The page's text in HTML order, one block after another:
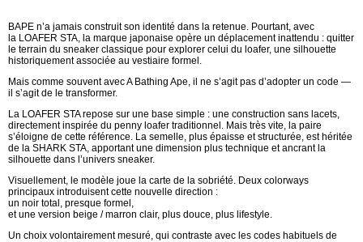
BAPE n’a jamais construit son identité dans la retenue. Pourtant, avec
la LOAFER STA, la marque japonaise opère un déplacement inattendu : quitter
le terrain du sneaker classique pour explorer celui du loafer, une silhouette
historiquement associée au vestiaire formel.
Mais comme souvent avec A Bathing Ape, il ne s’agit pas d’adopter un code —
il s’agit de le transformer.
La LOAFER STA repose sur une base simple : une construction sans lacets,
directement inspirée du penny loafer traditionnel. Mais très vite, la paire
s’éloigne de cette référence. La semelle, plus épaisse et structurée, est héritée
de la SHARK STA, apportant une dimension plus technique et ancrant la
silhouette dans l’univers sneaker.
Visuellement, le modèle joue la carte de la sobriété. Deux colorways
principaux introduisent cette nouvelle direction :
un noir total, presque formel,
et une version beige / marron clair, plus douce, plus lifestyle.
Un choix volontairement mesuré, qui contraste avec les codes habituels de